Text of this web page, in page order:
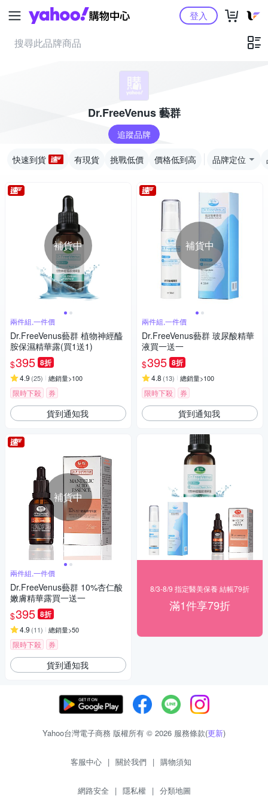
Yahoo購物中心登入
Dr.FreeVenus 藝群
追蹤品牌
快速到貨 有現貨 挑戰低價 價格低到高 品牌定位
補貨中
兩件組,一件價
Dr.FreeVenus藝群 植物神經醯
胺保濕精華露(買1送1)
$395 8折
4.9 (25) 總銷量>100
限時下殺 券
貨到通知我
補貨中
兩件組,一件價
Dr.FreeVenus藝群 10%杏仁酸
嫩膚精華露買一送一
$395 8折
4.9 (11) 總銷量>50
限時下殺 券
貨到通知我
補貨中
兩件組,一件價
Dr.FreeVenus藝群 玻尿酸精華
液買一送一
$395 8折
4.8 (13) 總銷量>100
限時下殺 券
貨到通知我
8/3-8/9 指定醫美保養 結帳79折
滿1件享79折
Yahoo台灣電子商務 版權所有 © 2026 服務條款(更新)
客服中心 | 關於我們 | 購物須知
網路安全 | 隱私權 | 分類地圖